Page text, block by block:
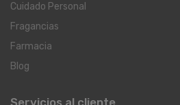
Cuidado Personal
Fragancias
Farmacia
Blog